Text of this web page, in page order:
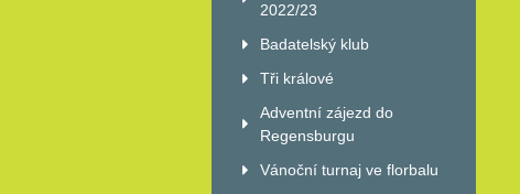
2022/23
Badatelský klub
Tři králové
Adventní zájezd do
Regensburgu
Vánoční turnaj ve florbalu